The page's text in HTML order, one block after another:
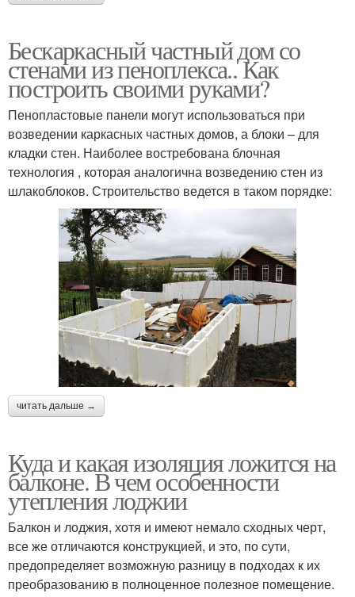
Бескаркасный частный дом со
стенами из пеноплекса.. Как
построить своими руками?
Пенопластовые панели могут использоваться при
возведении каркасных частных домов, а блоки – для
кладки стен. Наиболее востребована блочная
технология , которая аналогична возведению стен из
шлакоблоков. Строительство ведется в таком порядке:
читать дальше →
Куда и какая изоляция ложится на
балконе. В чем особенности
утепления лоджии
Балкон и лоджия, хотя и имеют немало сходных черт,
все же отличаются конструкцией, и это, по сути,
предопределяет возможную разницу в подходах к их
преобразованию в полноценное полезное помещение.